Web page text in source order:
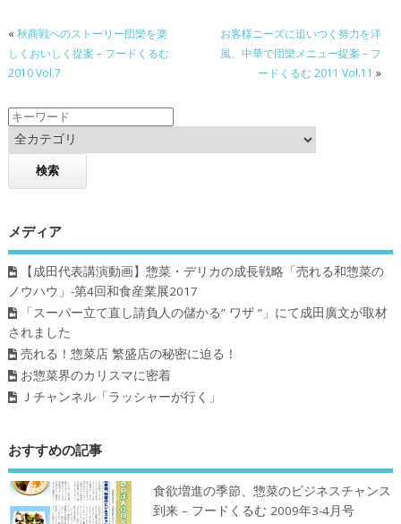
o
o
k
« 秋商戦へのストーリー団欒を楽
しくおいしく提案 – フードくるむ
2010 Vol.7
お客様ニーズに追いつく努力を洋
風、中華で団欒メニュー提案 – フ
ードくるむ 2011 Vol.11 »
メディア
【成田代表講演動画】惣菜・デリカの成長戦略「売れる和惣菜の
ノウハウ」-第4回和食産業展2017
「スーパー立て直し請負人の儲かる” ワザ ”」にて成田廣文が取材
されました
売れる！惣菜店 繁盛店の秘密に迫る！
お惣菜界のカリスマに密着
Ｊチャンネル「ラッシャーが行く」
おすすめの記事
食欲増進の季節、惣菜のビジネスチャンス
到来 – フードくるむ 2009年3-4月号